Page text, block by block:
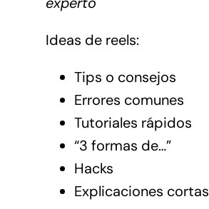
Ideas de reels:
Tips o consejos
Errores comunes
Tutoriales rápidos
“3 formas de…”
Hacks
Explicaciones cortas